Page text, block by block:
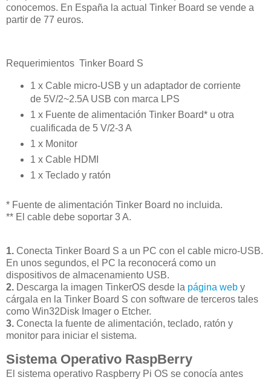
conocemos. En España la actual Tinker Board se vende a
partir de 77 euros.
Requerimientos Tinker Board S
1 x Cable micro-USB y un adaptador de corriente
de 5V/2~2.5A USB con marca LPS
1 x Fuente de alimentación Tinker Board* u otra
cualificada de 5 V/2-3 A
1 x Monitor
1 x Cable HDMI
1 x Teclado y ratón
* Fuente de alimentación Tinker Board no incluida.
** El cable debe soportar 3 A.
1. Conecta Tinker Board S a un PC con el cable micro-USB.
En unos segundos, el PC la reconocerá como un
dispositivos de almacenamiento USB.
2. Descarga la imagen TinkerOS desde la página web y
cárgala en la Tinker Board S con software de terceros tales
como Win32Disk Imager o Etcher.
3. Conecta la fuente de alimentación, teclado, ratón y
monitor para iniciar el sistema.
Sistema Operativo RaspBerry
El sistema operativo Raspberry Pi OS se conocía antes